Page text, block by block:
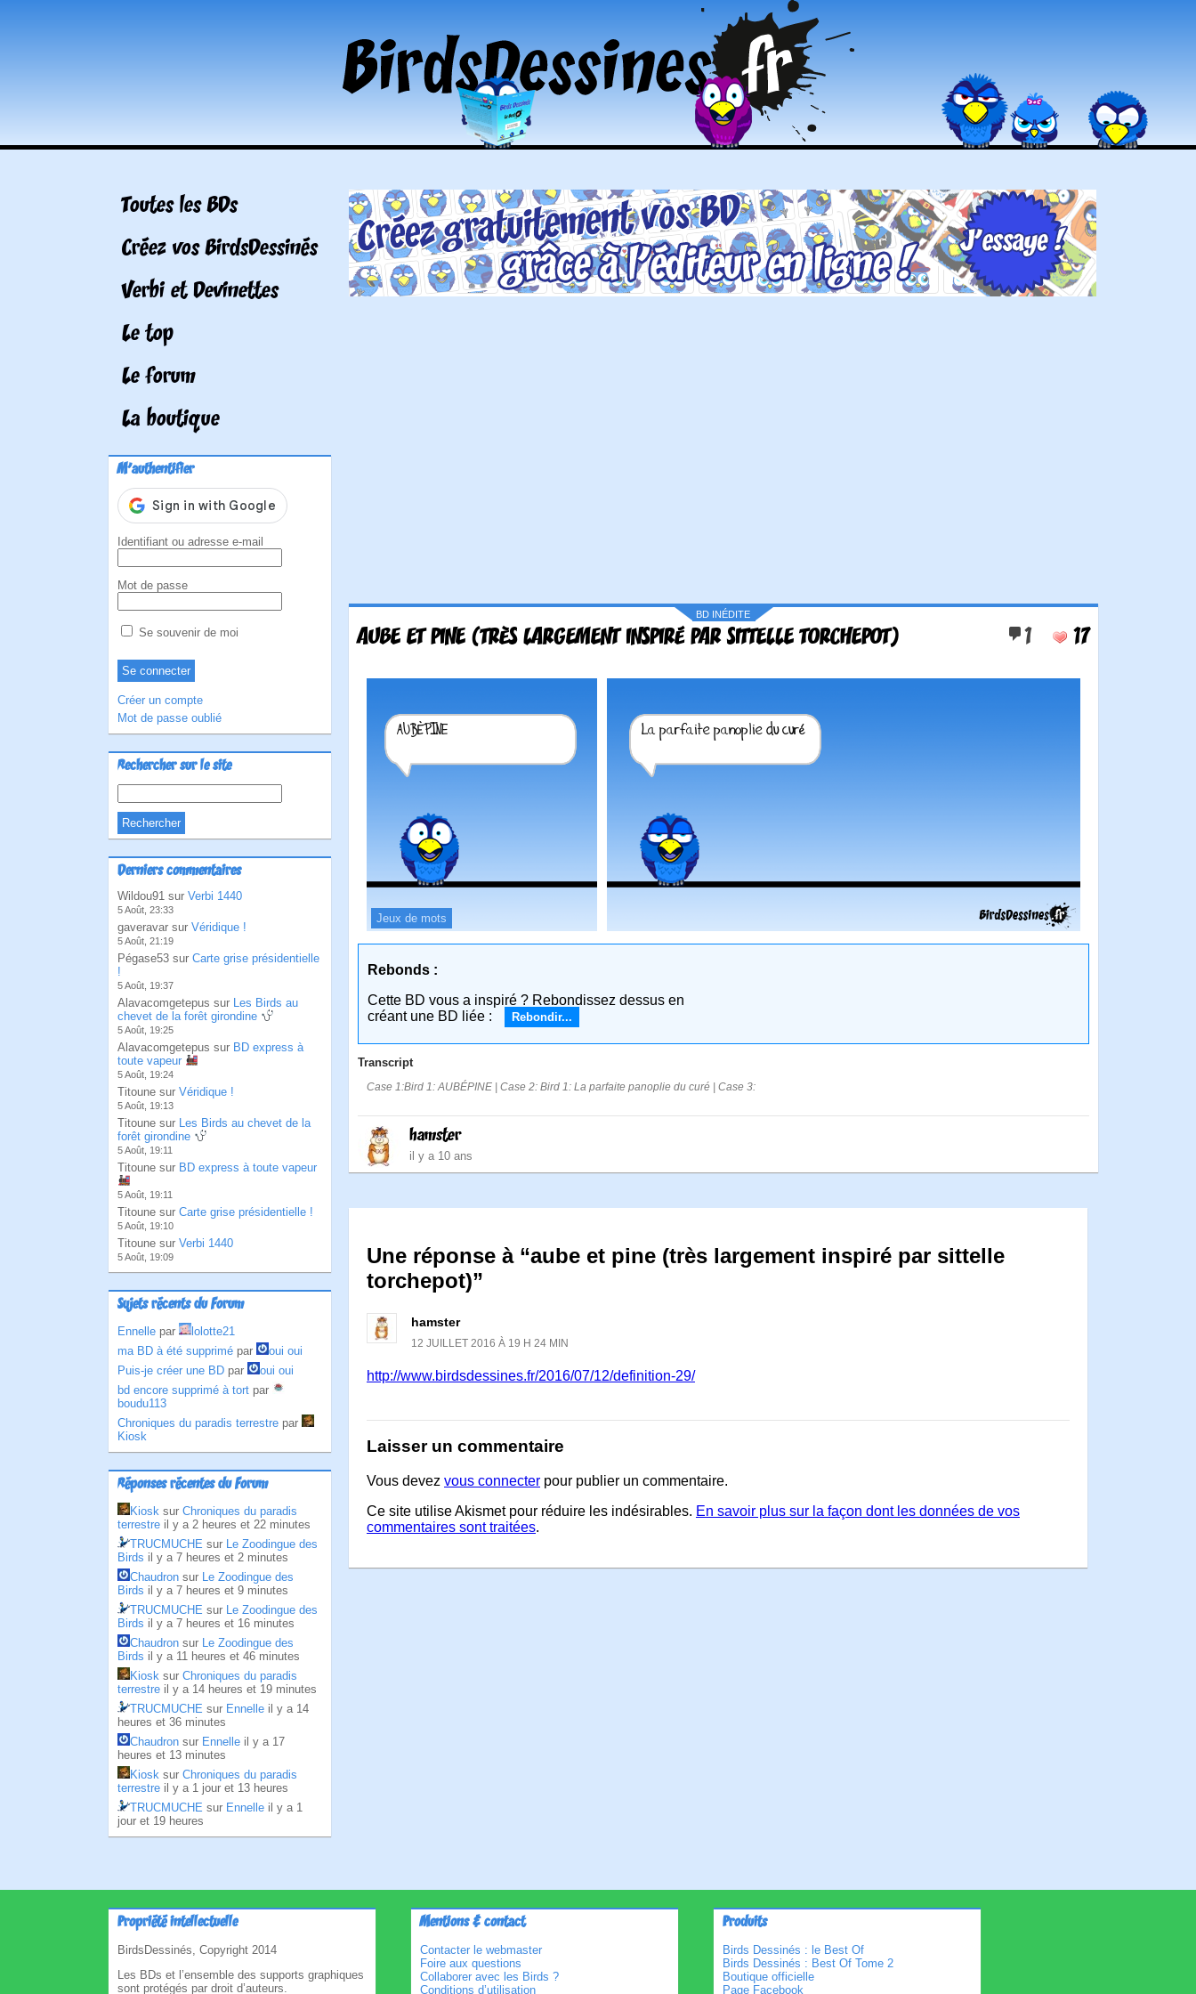
Toutes les BDs
Créez vos BirdsDessinés
Verbi et Devinettes
Le top
Le forum
La boutique
M'authentifier
Identifiant ou adresse e-mail
Mot de passe
Se souvenir de moi
Créer un compte
Mot de passe oublié
Rechercher sur le site
Derniers commentaires
Wildou91 sur Verbi 1440
5 Août, 23:33
gaveravar sur Véridique !
5 Août, 21:19
Pégase53 sur Carte grise présidentielle
!
5 Août, 19:37
Alavacomgetepus sur Les Birds au
chevet de la forêt girondine
5 Août, 19:25
Alavacomgetepus sur BD express à
toute vapeur
5 Août, 19:24
Titoune sur Véridique !
5 Août, 19:13
Titoune sur Les Birds au chevet de la
forêt girondine
5 Août, 19:11
Titoune sur BD express à toute vapeur
5 Août, 19:11
Titoune sur Carte grise présidentielle !
5 Août, 19:10
Titoune sur Verbi 1440
5 Août, 19:09
Sujets récents du Forum
Ennelle par
lolotte21
ma BD à été supprimé par
oui oui
Puis-je créer une BD par
oui oui
bd encore supprimé à tort par
boudu113
Chroniques du paradis terrestre par
Kiosk
Réponses récentes du Forum
Kiosk sur Chroniques du paradis
terrestre il y a 2 heures et 22 minutes
TRUCMUCHE sur Le Zoodingue des
Birds il y a 7 heures et 2 minutes
Chaudron sur Le Zoodingue des
Birds il y a 7 heures et 9 minutes
TRUCMUCHE sur Le Zoodingue des
Birds il y a 7 heures et 16 minutes
Chaudron sur Le Zoodingue des
Birds il y a 11 heures et 46 minutes
Kiosk sur Chroniques du paradis
terrestre il y a 14 heures et 19 minutes
TRUCMUCHE sur Ennelle il y a 14
heures et 36 minutes
Chaudron sur Ennelle il y a 17
heures et 13 minutes
Kiosk sur Chroniques du paradis
terrestre il y a 1 jour et 13 heures
TRUCMUCHE sur Ennelle il y a 1
jour et 19 heures
BD INÉDITE
1 17
AUBE ET PINE (TRÈS LARGEMENT INSPIRÉ PAR SITTELLE TORCHEPOT)
Jeux de mots
Rebonds :
Cette BD vous a inspiré ? Rebondissez dessus en
créant une BD liée :
Rebondir...
Transcript
Case 1:Bird 1: AUBÉPINE | Case 2: Bird 1: La parfaite panoplie du curé | Case 3:
hamster
il y a 10 ans
Une réponse à “aube et pine (très largement inspiré par sittelle
torchepot)”
hamster
12 JUILLET 2016 À 19 H 24 MIN
http://www.birdsdessines.fr/2016/07/12/definition-29/
Laisser un commentaire
Vous devez vous connecter pour publier un commentaire.
Ce site utilise Akismet pour réduire les indésirables. En savoir plus sur la façon dont les données de vos
commentaires sont traitées.
Propriété intellectuelle
BirdsDessinés, Copyright 2014
Les BDs et l’ensemble des supports graphiques
sont protégés par droit d’auteurs.
Mentions & contact
Contacter le webmaster
Foire aux questions
Collaborer avec les Birds ?
Conditions d’utilisation
Produits
Birds Dessinés : le Best Of
Birds Dessinés : Best Of Tome 2
Boutique officielle
Page Facebook